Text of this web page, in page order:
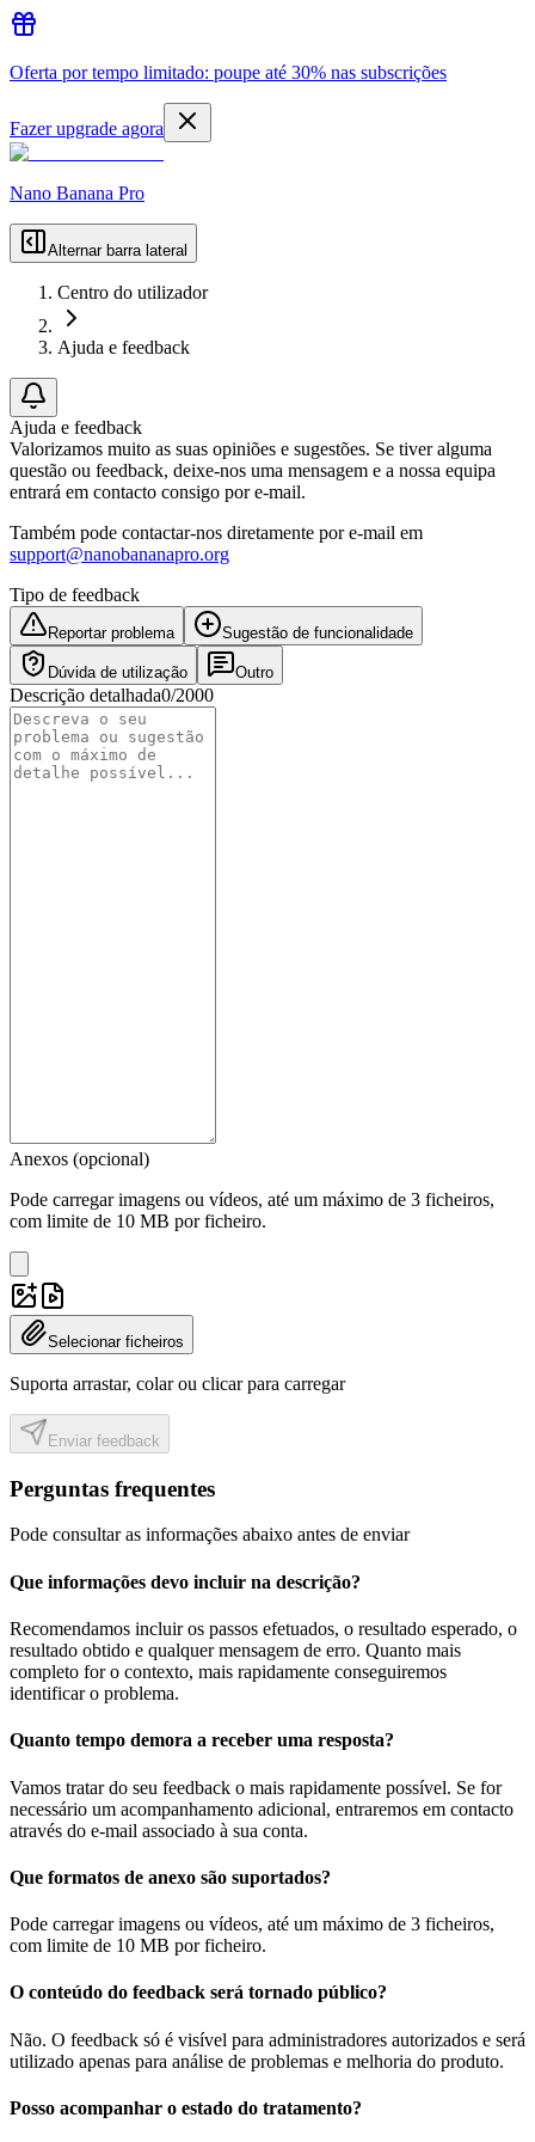
Oferta por tempo limitado: poupe até 30% nas subscrições
Fazer upgrade agora
Nano Banana Pro
Alternar barra lateral
Centro do utilizador
Ajuda e feedback
Ajuda e feedback
Valorizamos muito as suas opiniões e sugestões. Se tiver alguma
questão ou feedback, deixe-nos uma mensagem e a nossa equipa
entrará em contacto consigo por e-mail.
Também pode contactar-nos diretamente por e-mail em
support@nanobananapro.org
Tipo de feedback
Reportar problema Sugestão de funcionalidade
Dúvida de utilização Outro
Descrição detalhada0/2000
Anexos (opcional)
Pode carregar imagens ou vídeos, até um máximo de 3 ficheiros,
com limite de 10 MB por ficheiro.
Selecionar ficheiros
Suporta arrastar, colar ou clicar para carregar
Enviar feedback
Perguntas frequentes
Pode consultar as informações abaixo antes de enviar
Que informações devo incluir na descrição?
Recomendamos incluir os passos efetuados, o resultado esperado, o
resultado obtido e qualquer mensagem de erro. Quanto mais
completo for o contexto, mais rapidamente conseguiremos
identificar o problema.
Quanto tempo demora a receber uma resposta?
Vamos tratar do seu feedback o mais rapidamente possível. Se for
necessário um acompanhamento adicional, entraremos em contacto
através do e-mail associado à sua conta.
Que formatos de anexo são suportados?
Pode carregar imagens ou vídeos, até um máximo de 3 ficheiros,
com limite de 10 MB por ficheiro.
O conteúdo do feedback será tornado público?
Não. O feedback só é visível para administradores autorizados e será
utilizado apenas para análise de problemas e melhoria do produto.
Posso acompanhar o estado do tratamento?